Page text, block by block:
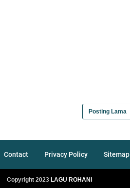
Posting Lama
Contact Privacy Policy Sitemap
Copyright 2023 LAGU ROHANI